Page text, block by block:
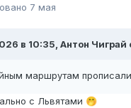
7 мая
в 10:35, Антон Чиграй
маршрутам
с Львятами 🤭